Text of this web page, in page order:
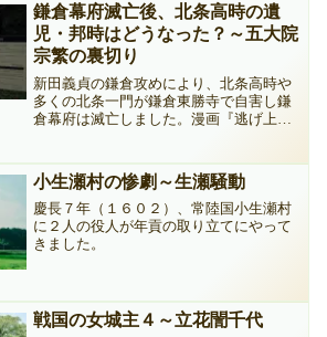
鎌倉幕府滅亡後、北条高時の遺
児・邦時はどうなった？～五大院
宗繁の裏切り
新田義貞の鎌倉攻めにより、北条高時や
多くの北条一門が鎌倉東勝寺で自害し鎌
倉幕府は滅亡しました。漫画『逃げ上手
末路について紹介します。
小生瀬村の惨劇～生瀬騒動
慶長７年（１６０２）、常陸国小生瀬村
に２人の役人が年貢の取り立てにやって
きました。
戦国の女城主４～立花誾千代